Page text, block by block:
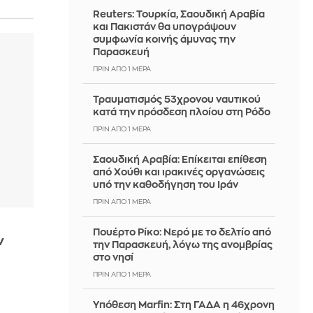
Reuters: Τουρκία, Σαουδική Αραβία
και Πακιστάν θα υπογράψουν
συμφωνία κοινής άμυνας την
Παρασκευή
ΠΡΙΝ ΑΠΌ 1 ΜΈΡΑ
Τραυματισμός 53χρονου ναυτικού
κατά την πρόσδεση πλοίου στη Ρόδο
ΠΡΙΝ ΑΠΌ 1 ΜΈΡΑ
Σαουδική Αραβία: Επίκειται επίθεση
από Χούθι και ιρακινές οργανώσεις
υπό την καθοδήγηση του Ιράν
ΠΡΙΝ ΑΠΌ 1 ΜΈΡΑ
Πουέρτο Ρίκο: Νερό με το δελτίο από
την Παρασκευή, λόγω της ανομβρίας
στο νησί
ΠΡΙΝ ΑΠΌ 1 ΜΈΡΑ
Υπόθεση Marfin: Στη ΓΑΔΑ η 46χρονη